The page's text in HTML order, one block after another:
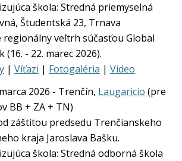
škola: Stredná priemyselná
Študentská 23, Trnava
regionálny veľtrh súčasťou Global
(16. - 22. marec 2026).
| Víťazi | Fotogaléria | Video
2026 - Trenčín, Laugaricio (pre
BB + ZA + TN)
záštitou predsedu Trenčianskeho
kraja Jaroslava Bašku.
škola: Stredná odborná škola